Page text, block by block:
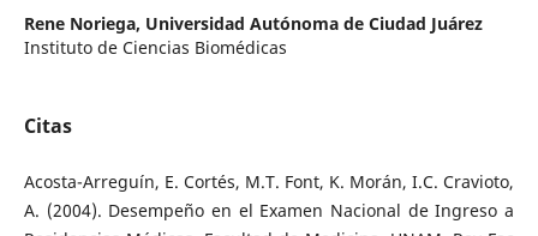
Rene Noriega, Universidad Autónoma de Ciudad Juárez
Instituto de Ciencias Biomédicas
Citas
Acosta-Arreguín, E. Cortés, M.T. Font, K. Morán, I.C. Cravioto,
A. (2004). Desempeño en el Examen Nacional de Ingreso a